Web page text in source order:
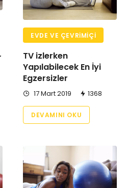
EVDE VE ÇEVRIMIÇI
TV izlerken
Yapılabilecek En İyi
Egzersizler
17 Mart 2019 1368
DEVAMINI OKU